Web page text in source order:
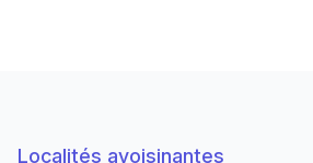
Localités avoisinantes